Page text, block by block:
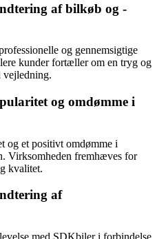
af bilkøb og -
og gennemsigtige
kunder fortæller om en tryg og
vejledning.
og omdømme i
og et positivt omdømme i
Virksomheden fremhæves for
kvalitet.
af